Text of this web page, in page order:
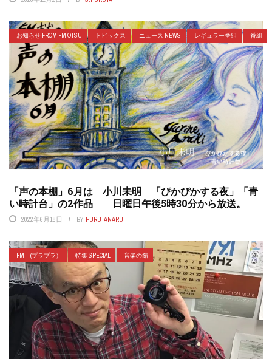
お知らせ FROM FM OTSU トピックス ニュース NEWS レギュラー番組 番組
「声の本棚」6月は 小川未明 「ぴかぴかする夜」「青
い時計台」の2作品 日曜日午後5時30分から放送。
2022年6月18日 BY FURUTANARU
FM++(プラプラ） 特集 SPECIAL 音楽の館